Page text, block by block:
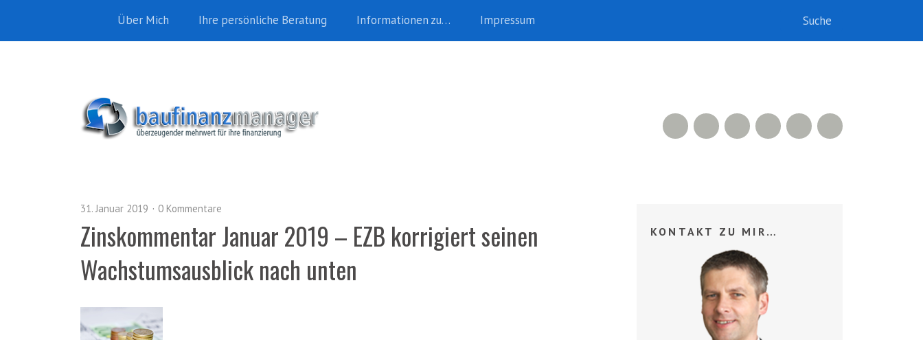
Über Mich Ihre persönliche Beratung Informationen zu… Impressum
Facebook
500px
LinkedIn
Xing
RSS Feed
31. Januar 2019 0 Kommentare
Zinskommentar Januar 2019 – EZB korrigiert seinen
Wachstumsausblick nach unten
KONTAKT ZU MIR…